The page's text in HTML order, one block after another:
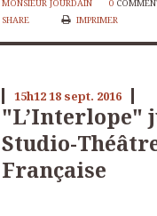
MONSIEUR JOURDAIN
0
SHARE
IMPRIMER
15h1218 sept. 2016
"L’Interlope"
Studio-
Française